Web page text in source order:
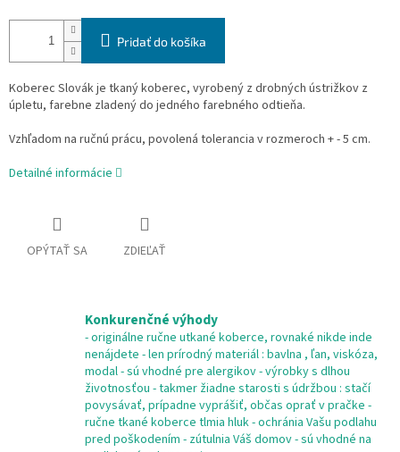
Pridať do košíka
Koberec Slovák je tkaný koberec, vyrobený z drobných ústrižkov z
úpletu, farebne zladený do jedného farebného odtieňa.
Vzhľadom na ručnú prácu, povolená tolerancia v rozmeroch + - 5 cm.
Detailné informácie
OPÝTAŤ SA ZDIEĽAŤ
Konkurenčné výhody
- originálne ručne utkané koberce, rovnaké nikde inde
nenájdete - len prírodný materiál : bavlna , ľan, viskóza,
modal - sú vhodné pre alergikov - výrobky s dlhou
životnosťou - takmer žiadne starosti s údržbou : stačí
povysávať, prípadne vyprášiť, občas oprať v pračke -
ručne tkané koberce tlmia hluk - ochránia Vašu podlahu
pred poškodením - zútulnia Váš domov - sú vhodné na